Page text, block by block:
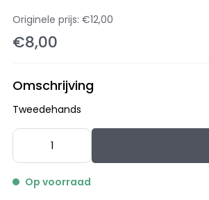
Originele prijs:€12,00
€8,00
Omschrijving
Tweedehands
Op voorraad